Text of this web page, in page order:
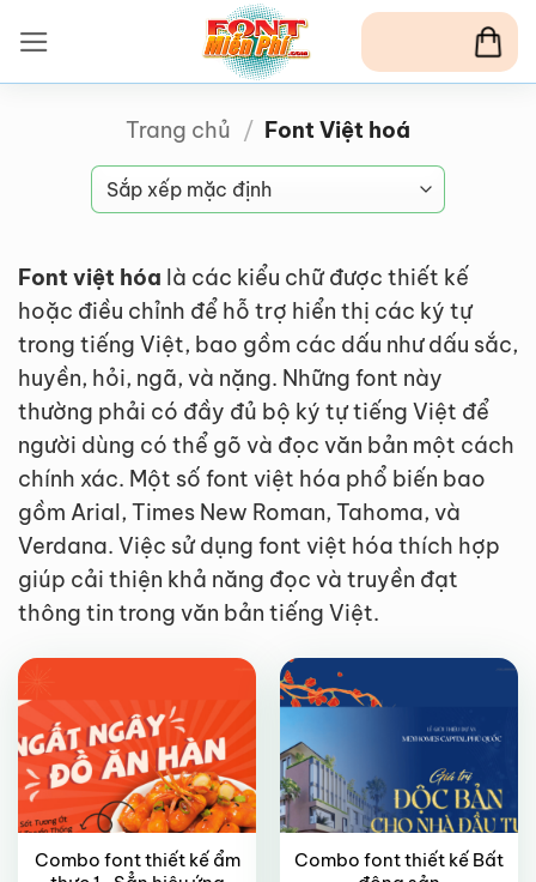
qua
nội
Trang chủ / Font Việt hoá
Font việt hóa là các kiểu chữ được thiết kế
hoặc điều chỉnh để hỗ trợ hiển thị các ký tự
trong tiếng Việt, bao gồm các dấu như dấu sắc,
huyền, hỏi, ngã, và nặng. Những font này
thường phải có đầy đủ bộ ký tự tiếng Việt để
người dùng có thể gõ và đọc văn bản một cách
chính xác. Một số font việt hóa phổ biến bao
gồm Arial, Times New Roman, Tahoma, và
Verdana. Việc sử dụng font việt hóa thích hợp
giúp cải thiện khả năng đọc và truyền đạt
thông tin trong văn bản tiếng Việt.
FREE
Combo font thiết kế ẩm
VIP
Combo font thiết kế Bất